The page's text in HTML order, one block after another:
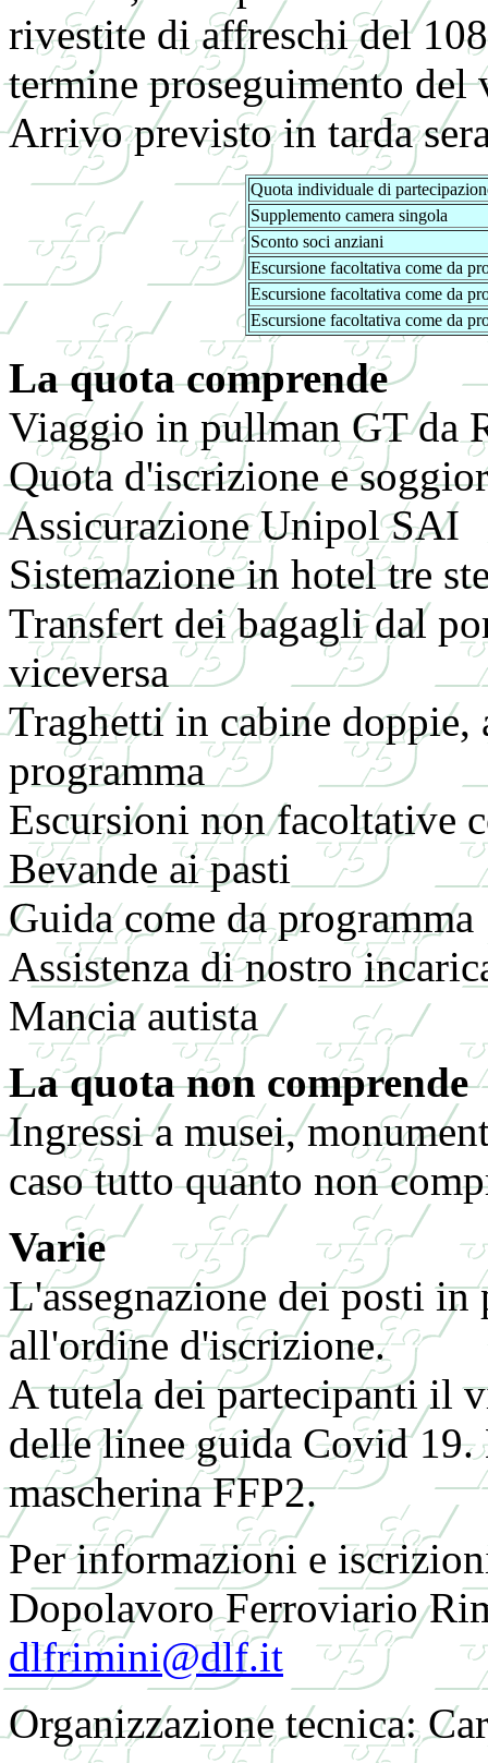
rivestite di affreschi del
termine proseguimento
Arrivo previsto in tarda
Quota individuale di
Supplemento camera singola
Sconto soci anziani
Escursione facoltativa come da
Escursione facoltativa come da
Escursione facoltativa come da
La quota comprende
Viaggio in pullman GT da
Quota d'iscrizione e
Assicurazione Unipol SAI
Sistemazione in hotel tre
Transfert dei bagagli dal
viceversa
Traghetti in cabine doppie,
programma
Escursioni non facoltative
Bevande ai pasti
Guida come da programma
Assistenza di nostro
Mancia autista
La quota non comprende
Ingressi a musei,
caso tutto quanto non
Varie
L'assegnazione dei posti
all'ordine d'iscrizione.
A tutela dei partecipanti il
delle linee guida Covid 19.
mascherina FFP2.
Per informazioni e
Dopolavoro Ferroviario
dlfrimini@dlf.it
Organizzazione tecnica: